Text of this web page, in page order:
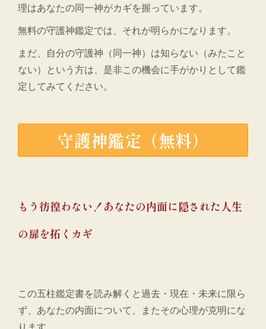
理はあなたの同一神がカギを握っています。
無料の守護神鑑定では、それが明らかになります。
まだ、自分の守護神（同一神）は知らない（みたこと
ない）という方は、是非この機会に手がかりとして鑑
定してみてください。
守護神鑑定（無料）
もう彷徨わない！あなたの内面に隠された人生
の扉を拓くカギ
この五柱鑑定書を読み解くと過去・現在・未来に限ら
ず、あなたの内面について、またその心理が克明にな